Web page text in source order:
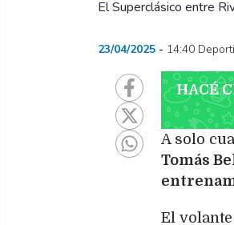
El Superclásico entre
23/04/2025 14:40
HACÉ
A solo
Tomás
El volante